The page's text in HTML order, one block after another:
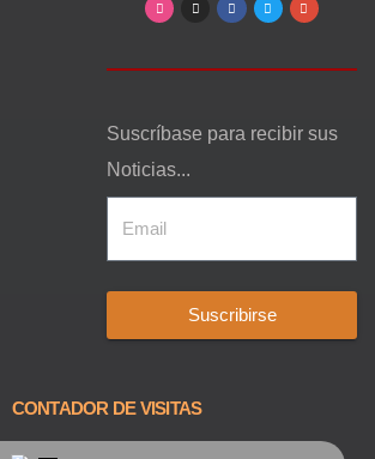
Suscríbase para recibir sus
Noticias...
Suscribirse
CONTADOR DE VISITAS